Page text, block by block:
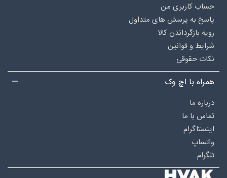
حساب کاربری من
پاسخ به پرسش های متداول
رویه بازگرداندن کالا
شرایط و قوانین
نکات حقوقی
همراه با اچ وک
درباره‌ ما
تماس با ما
اینستاگرام
واتساپ
تلگرام